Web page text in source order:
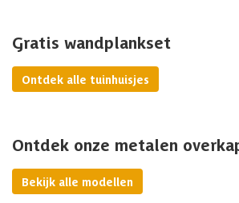
Gratis wandplankset
Ontdek alle tuinhuisjes
Ontdek onze metalen
Bekijk alle modellen